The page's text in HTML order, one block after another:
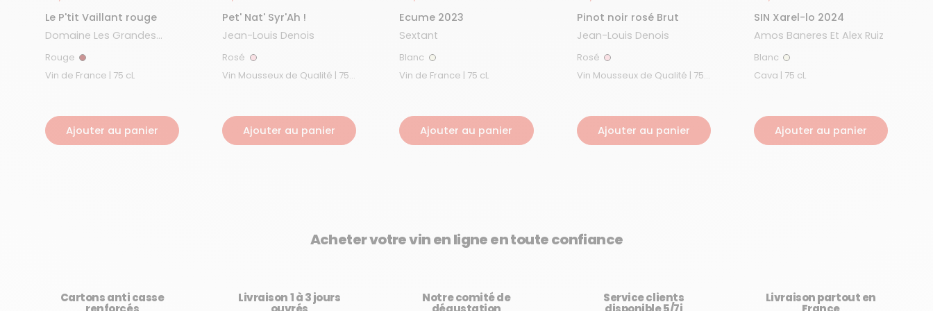
Le P'tit Vaillant rouge
Domaine Les Grandes
Rouge Rouge
Vin de France | 75 cL
Ajouter au panier
Pet' Nat' Syr'Ah !
Jean-Louis Denois
Rosé Rosé
Vin Mousseux de Qualité | 75
Ajouter au panier
Ecume 2023
Sextant
Blanc Blanc
Vin de France | 75 cL
Ajouter au panier
Pinot noir rosé Brut
Jean-Louis Denois
Rosé Rosé
Vin Mousseux de Qualité | 75
Ajouter au panier
SIN Xarel-lo 2024
Amos Baneres Et Alex Ruiz
Blanc Blanc
Cava | 75 cL
Ajouter au panier
Acheter votre vin en ligne en toute confiance
Cartons anti casse Livraison 1 à 3 jours Notre comité de Service clients Livraison partout en